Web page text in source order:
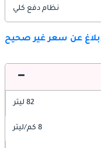
نظام دفع كلي
عن سعر غير صحيح
82 ليتر
8 كم/ليتر